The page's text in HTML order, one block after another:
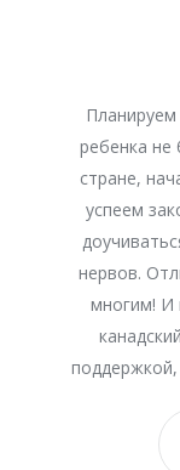
ребенка не
стране,
успеем
нервов.
многим! И
поддержкой,